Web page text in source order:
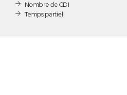
Nombre de CDI
Temps partiel